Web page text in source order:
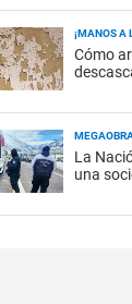
¡MANOS A
Cómo
La
una